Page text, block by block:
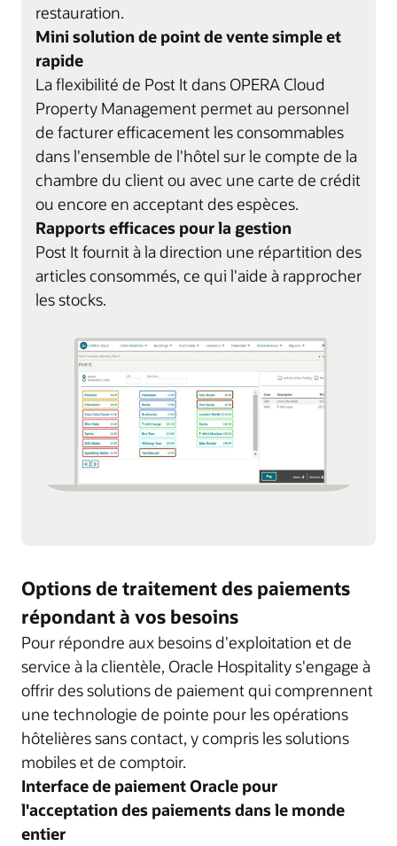
restauration.
Mini solution de point de vente simple et
rapide
La flexibilité de Post It dans OPERA Cloud
Property Management permet au personnel
de facturer efficacement les consommables
dans l'ensemble de l'hôtel sur le compte de la
chambre du client ou avec une carte de crédit
ou encore en acceptant des espèces.
Rapports efficaces pour la gestion
Post It fournit à la direction une répartition des
articles consommés, ce qui l'aide à rapprocher
les stocks.
Options de traitement des paiements
répondant à vos besoins
Pour répondre aux besoins d'exploitation et de
service à la clientèle, Oracle Hospitality s'engage à
offrir des solutions de paiement qui comprennent
une technologie de pointe pour les opérations
hôtelières sans contact, y compris les solutions
mobiles et de comptoir.
Interface de paiement Oracle pour
l'acceptation des paiements dans le monde
entier